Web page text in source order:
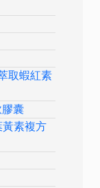
取蝦紅素
囊
素複方